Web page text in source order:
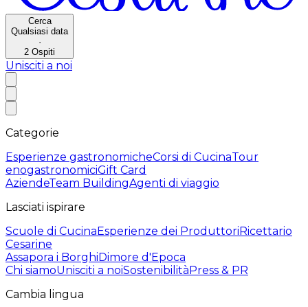
Cerca
Qualsiasi data
·
2 Ospiti
Unisciti a noi
Categorie
Esperienze gastronomicheCorsi di CucinaTour
enogastronomiciGift Card
AziendeTeam BuildingAgenti di viaggio
Lasciati ispirare
Scuole di CucinaEsperienze dei ProduttoriRicettario
Cesarine
Assapora i BorghiDimore d'Epoca
Chi siamoUnisciti a noiSostenibilitàPress & PR
Cambia lingua